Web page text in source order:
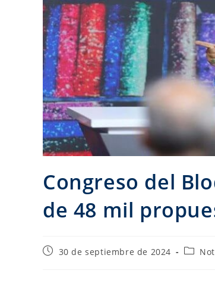
Congreso del
de 48 mil
30 de septiembre de 2024